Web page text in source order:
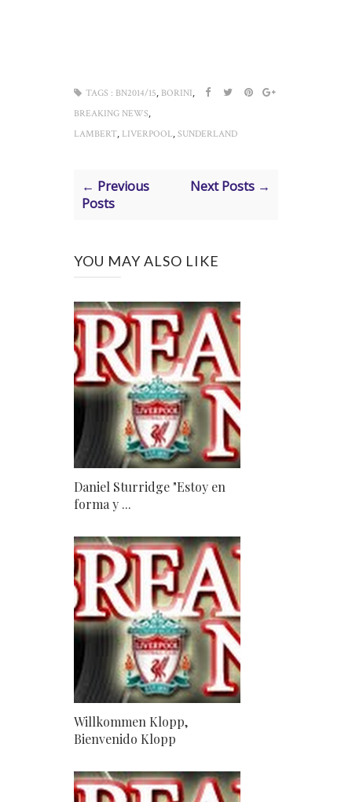
TAGS : BN2014/15, BORINI,
BREAKING NEWS,
LAMBERT, LIVERPOOL, SUNDERLAND
← Previous
Posts
Next Posts →
YOU MAY ALSO LIKE
Daniel Sturridge "Estoy en
forma y ...
Willkommen Klopp,
Bienvenido Klopp